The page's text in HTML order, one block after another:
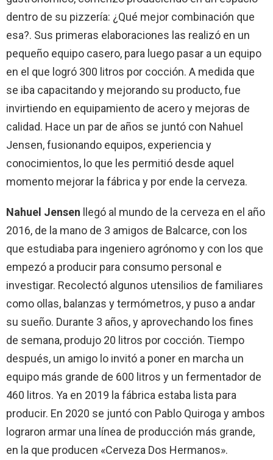
dentro de su pizzería: ¿Qué mejor combinación que
esa?. Sus primeras elaboraciones las realizó en un
pequeño equipo casero, para luego pasar a un equipo
en el que logró 300 litros por cocción. A medida que
se iba capacitando y mejorando su producto, fue
invirtiendo en equipamiento de acero y mejoras de
calidad. Hace un par de años se juntó con Nahuel
Jensen, fusionando equipos, experiencia y
conocimientos, lo que les permitió desde aquel
momento mejorar la fábrica y por ende la cerveza.
Nahuel Jensen llegó al mundo de la cerveza en el año
2016, de la mano de 3 amigos de Balcarce, con los
que estudiaba para ingeniero agrónomo y con los que
empezó a producir para consumo personal e
investigar. Recolectó algunos utensilios de familiares
como ollas, balanzas y termómetros, y puso a andar
su sueño. Durante 3 años, y aprovechando los fines
de semana, produjo 20 litros por cocción. Tiempo
después, un amigo lo invitó a poner en marcha un
equipo más grande de 600 litros y un fermentador de
460 litros. Ya en 2019 la fábrica estaba lista para
producir. En 2020 se juntó con Pablo Quiroga y ambos
lograron armar una línea de producción más grande,
en la que producen «Cerveza Dos Hermanos».